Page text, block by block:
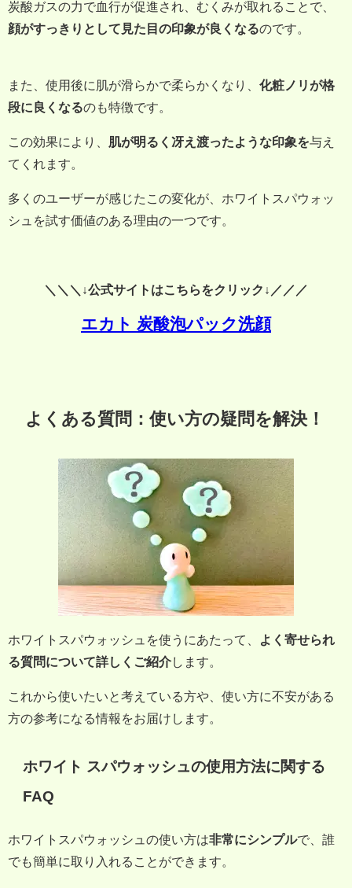
炭酸ガスの力で血行が促進され、むくみが取れることで、
顔がすっきりとして見た目の印象が良くなるのです。
また、使用後に肌が滑らかで柔らかくなり、 化粧ノリが格
段に良くなるのも特徴です。
この効果により、 肌が明るく冴え渡ったような印象を与え
てくれます。
多くのユーザーが感じたこの変化が、ホワイトスパウォッ
シュを試す価値のある理由の一つです。
＼＼＼↓公式サイトはこちらをクリック↓／／／
エカト 炭酸泡パック洗顔
よくある質問：使い方の疑問を解決！
ホワイトスパウォッシュを使うにあたって、
よく寄せられ
る質問について詳しくご紹介します。
これから使いたいと考えている方や、使い方に不安がある
方の参考になる情報をお届けします。
ホワイト スパウォッシュの使用方法に関する
FAQ
ホワイトスパウォッシュの使い方は非常にシンプルで、誰
でも簡単に取り入れることができます。